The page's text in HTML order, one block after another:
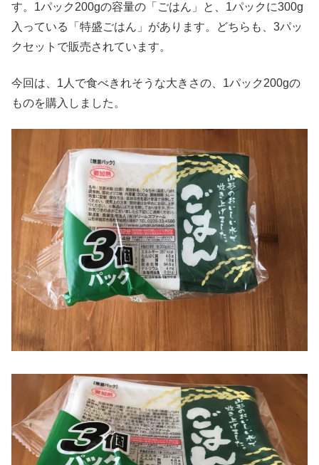
す。1パック200gの容量の「ごはん」と、1パックに300g
入っている「特盛ごはん」があります。どちらも、3パッ
クセットで販売されています。
今回は、1人で食べきれそうな大きさの、1パック200gの
ものを購入しました。